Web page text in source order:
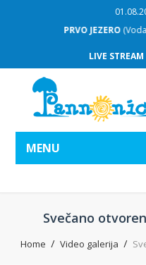
LIVE STREAM
MENU
Svečano
Home Video galerija